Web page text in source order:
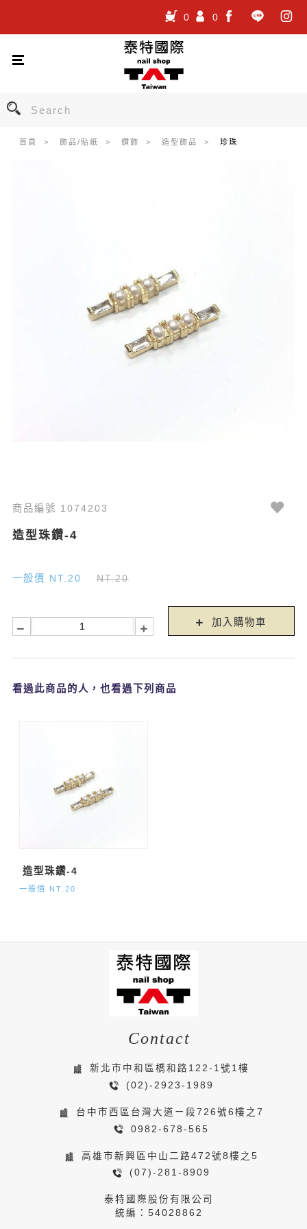
0
0
首頁 飾品/貼紙 鑽飾 造型飾品 珍珠
商品編號 1074203
造型珠鑽-4
一般價 NT.20 NT.20
加入購物車
看過此商品的人，也看過下列商品
造型珠鑽-4
一般價 NT.20
Contact
新北市中和區橋和路122-1號1樓
(02)-2923-1989
台中市西區台灣大道ㄧ段726號6樓之7
0982-678-565
高雄市新興區中山二路472號8樓之5
(07)-281-8909
泰特國際股份有限公司
統編：54028862